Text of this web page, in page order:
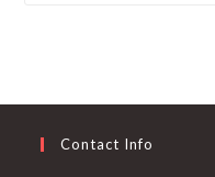
Contact Info